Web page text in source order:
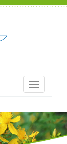
Toggle